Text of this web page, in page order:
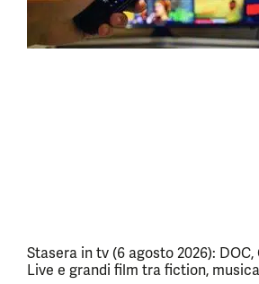
Stasera in tv (6 agosto 2026):
Live e grandi film tra fiction,